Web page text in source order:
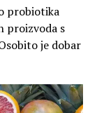
probiotika
proizvoda s
je dobar